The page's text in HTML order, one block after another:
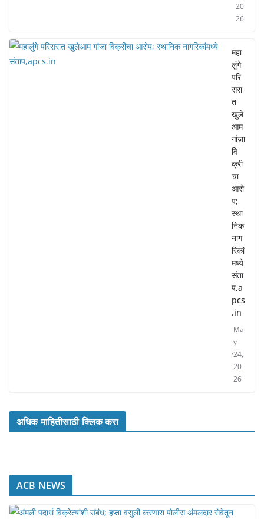
20
26
महा
लुंगे
परि
सरा
त
खुले
आम
गांजा
वि
क्री
चा
आरो
प;
स्था
निक
नाग
रिकां
मध्ये
संता
प,a
pcs
.in
Ma
y
24,
20
26
अधिक माहितीसाठी क्लिक करा
ACB NEWS